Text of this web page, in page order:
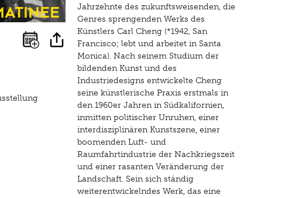
Jahrzehnte des zukunftsweisenden, die
Genres sprengenden Werks des
Künstlers Carl Cheng (*1942, San
Francisco; lebt und arbeitet in Santa
Monica). Nach seinem Studium der
bildenden Kunst und des
Industriedesigns entwickelte Cheng
seine künstlerische Praxis erstmals in
den 1960er Jahren in Südkalifornien,
inmitten politischer Unruhen, einer
interdisziplinären Kunstszene, einer
boomenden Luft- und
Raumfahrtindustrie der Nachkriegszeit
und einer rasanten Veränderung der
Landschaft. Sein sich ständig
weiterentwickelndes Werk, das eine